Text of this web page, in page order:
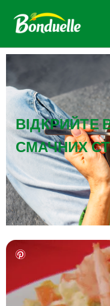
ВІДКРИЙТЕ
СМАЧНИХ